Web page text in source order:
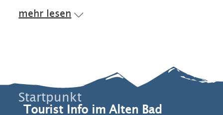
mehr lesen
Startpunkt
Tourist Info im Alten Bad